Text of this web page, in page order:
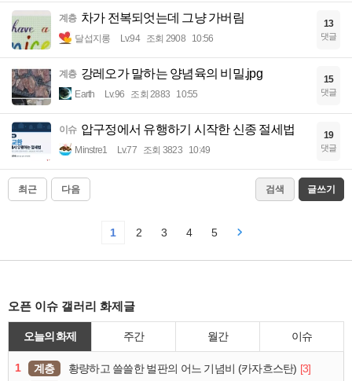
계층 차가 전복되엇는데 그냥 가버림
달섭지롱 Lv.94 조회 2908 10:56
13
댓글
계층 강레오가 말하는 양념육의 비밀.jpg
Earth Lv.96 조회 2883 10:55
15
댓글
이슈 압구정에서 유행하기 시작한 신종 절세법
Minstre1 Lv.77 조회 3823 10:49
19
댓글
최근 다음 검색 글쓰기
1 2 3 4 5
오픈 이슈 갤러리 화제글
오늘의 화제 주간 월간 이슈
1 계층 황량하고 쓸쓸한 벌판의 어느 기념비 (카자흐스탄) [3]